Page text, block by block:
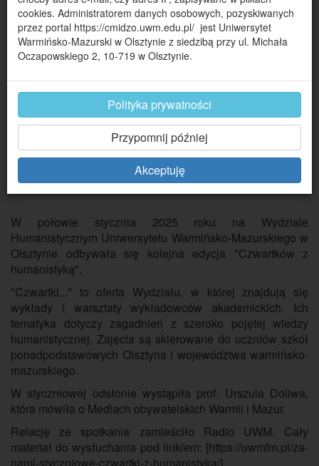
16.01.2025
2025-01-22, 23:24
W połowie stycznia 2025 roku na Wydziale
Humanistycznym Uniwersytetu Warmińsko-Mazurskiego w
Olsztynie odbywała się kolejna edycja "Czwartków z
humanistyką".
"Czwartki..." to oferta Wydziału, w której znajdują się
wykłady i warsztaty wykładowców akademickich. Ich
tematyka dotyczy zagadnień z szeroko pojętej wiedzy
humanistycznej. Zajęcia są skierowane do uczniów szkół
ponadpodstawowych Olsztyna i województwa warmińsko-
mazurskiego.
W styczniowej odsłonie wystąpiła prof. Urszula Doliwa,
która mówiła o Mediach obywatelskich Warmii i Mazur.
Relację ze spotkania zamieściło Radio UWM. Cały
materiał do wysłuchania pod linkiem: [https://uwmfm.pl/za-
nami-styczniowe-czwartki-z-humanistyka/].
cookies. Administratorem danych osobowych, pozyskiwanych
przez portal https://cmidzo.uwm.edu.pl/ jest Uniwersytet
Warmińsko-Mazurski w Olsztynie z siedzibą przy ul. Michała
Oczapowskiego 2, 10-719 w Olsztynie.
Polityka prywatności
Przypomnij później
Akceptuję